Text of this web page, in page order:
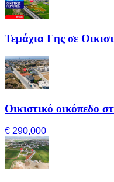
Τεμάχια Γης σε
Οικιστικό οικόπεδο
€ 290,000